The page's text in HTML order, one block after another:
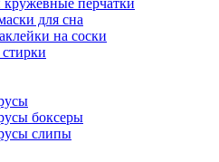
перчатки
для сна
на соски
боксеры
слипы